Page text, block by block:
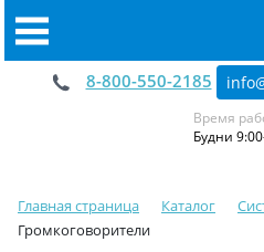
8-800-550-2185
Время
Будни
Главная страница Каталог
Громкоговорители